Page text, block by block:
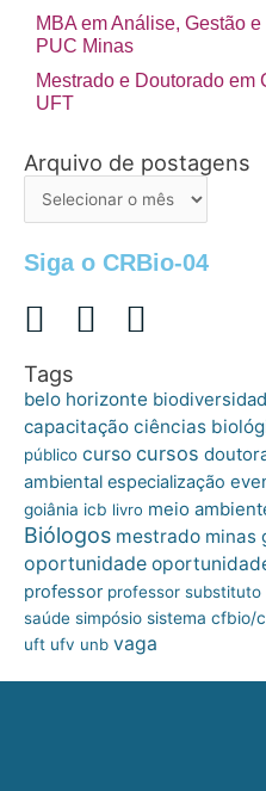
MBA em Análise, Gestão
PUC Minas
Mestrado e Doutorado em
UFT
Arquivo de postagens
Arquivo
Siga o CRBio-04
Tags
belo horizonte
capacitação ciências
público curso cursos
ambiental especialização
goiânia icb livro meio
Biólogos mestrado minas
oportunidade
professor professor substituto
saúde simpósio sistema cfbio/
uft ufv unb vaga